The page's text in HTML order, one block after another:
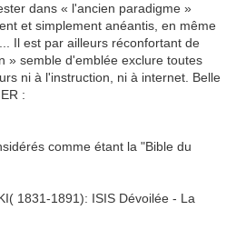
dans « l'ancien paradigme »
et simplement anéantis, en même
Il est par ailleurs réconfortant de
» semble d'emblée exclure toutes
ni à l'instruction, ni à internet. Belle
:
comme étant la "Bible du
1831-1891): ISIS Dévoilée - La